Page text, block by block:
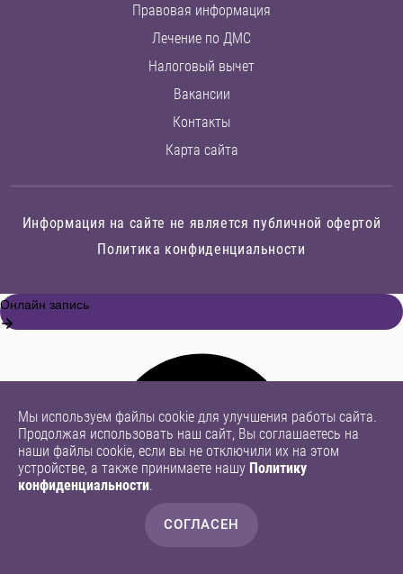
Правовая информация
Лечение по ДМС
Налоговый вычет
Вакансии
Контакты
Карта сайта
Информация на сайте не является публичной офертой
Политика конфиденциальности
Мы используем файлы cookie для улучшения работы сайта.
Продолжая использовать наш сайт, Вы соглашаетесь на
наши файлы cookie, если вы не отключили их на этом
устройстве, а также принимаете нашу Политику
конфиденциальности.
СОГЛАСЕН